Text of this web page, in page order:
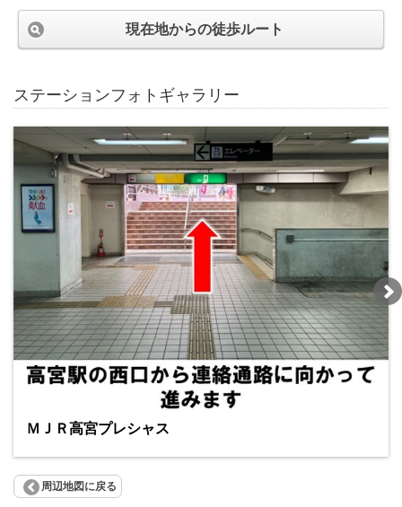
現在地からの徒歩ルート
ステーションフォトギャラリー
ＭＪＲ高宮プレシャス
周辺地図に戻る